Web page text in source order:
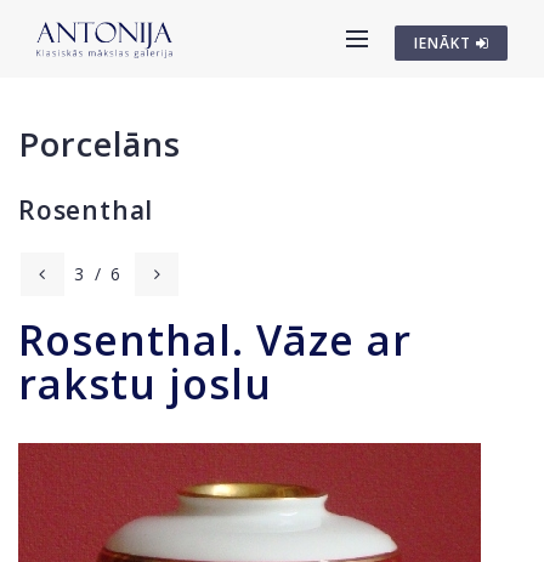
IENĀKT
Porcelāns
Rosenthal
3 / 6
Rosenthal. Vāze ar
rakstu joslu